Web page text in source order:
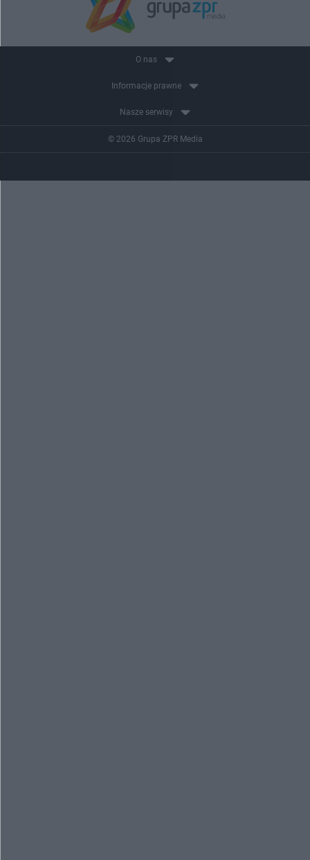
O nas
Informacje prawne
Nasze serwisy
© 2026 Grupa ZPR Media